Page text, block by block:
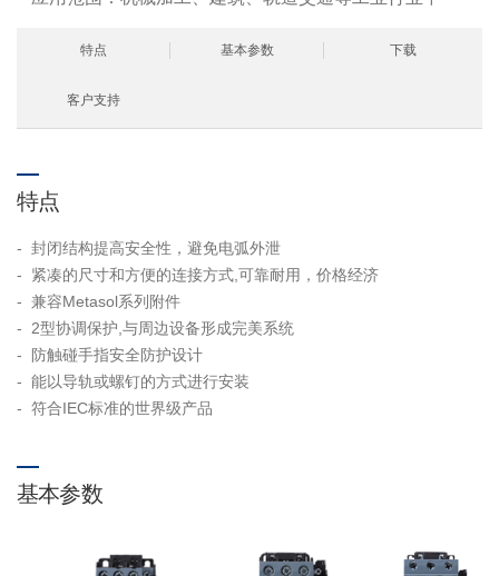
特点 基本参数 下载
客户支持
特点
- 封闭结构提高安全性，避免电弧外泄
- 紧凑的尺寸和方便的连接方式,可靠耐用，价格经济
- 兼容Metasol系列附件
- 2型协调保护,与周边设备形成完美系统
- 防触碰手指安全防护设计
- 能以导轨或螺钉的方式进行安装
- 符合IEC标准的世界级产品
基本参数